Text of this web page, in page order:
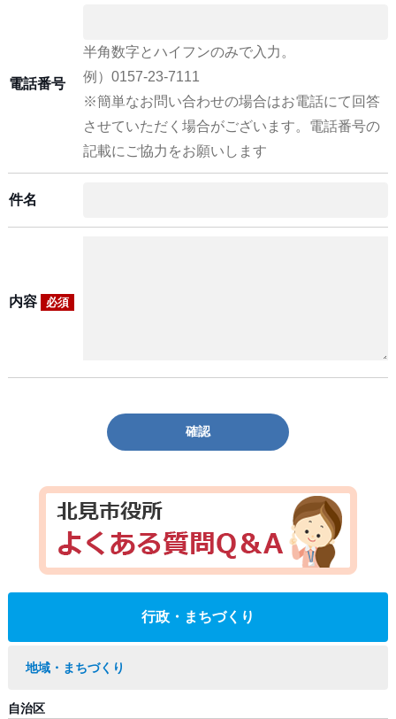
電話番号
半角数字とハイフンのみで入力。
例）0157-23-7111
※簡単なお問い合わせの場合はお電話にて回答
させていただく場合がございます。電話番号の
記載にご協力をお願いします
件名
内容 必須
確認
行政・まちづくり
地域・まちづくり
自治区